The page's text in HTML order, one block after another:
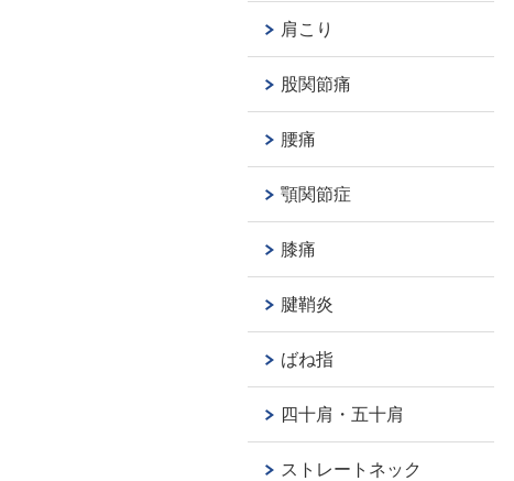
肩こり
股関節痛
腰痛
顎関節症
膝痛
腱鞘炎
ばね指
四十肩・五十肩
ストレートネック